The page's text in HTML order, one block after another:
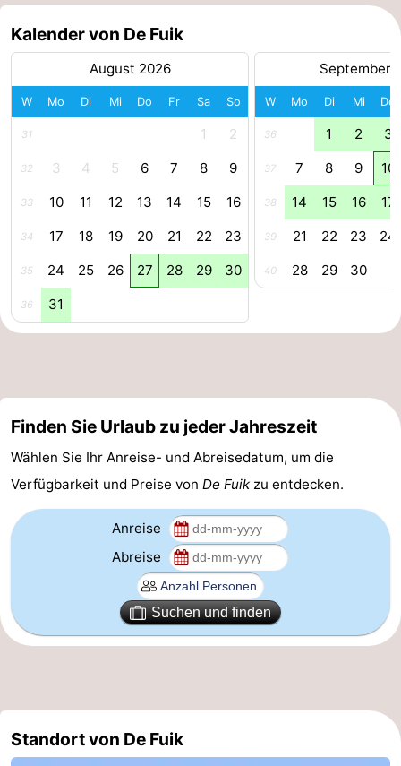
Forum
Parken
Medizin
Adressen
Region
Friesland
-
Ameland
Kontakt
Kalender von De Fuik
August 2026
W Mo Di Mi Do Fr Sa So
31 1 2
32 3 4 5 6 7 8 9
33 10 11 12 13 14 15 16
34 17 18 19 20 21 22 23
35 24 25 26 27 28 29 30
36 31
September
W Mo Di Mi Do
36 1 2 3
37 7 8 9 10
38 14 15 16 17
39 21 22 23 24
40 28 29 30
Finden Sie Urlaub zu jeder Jahreszeit
Wählen Sie Ihr Anreise- und Abreisedatum, um die
Verfügbarkeit und Preise von De Fuik zu entdecken.
Anreise
Abreise
Suchen und finden
Standort von De Fuik